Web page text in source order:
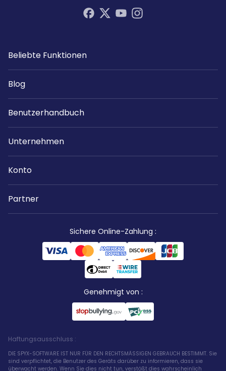
Beliebte Funktionen
Blog
Benutzerhandbuch
Unternehmen
Konto
Partner
Sichere Online-Zahlung :
Genehmigt von :
Haftungsausschluss :
DIE SPYX-SOFTWARE IST NUR FÜR DEN RECHTSMÄSSIGEN GEBRAUCH BESTIMMT. Sie
sind verpflichtet, die Benutzer des Geräts darüber zu informieren, dass sie
überwacht werden. Wenn Sie dies nicht tun, verstößt dies wahrscheinlich